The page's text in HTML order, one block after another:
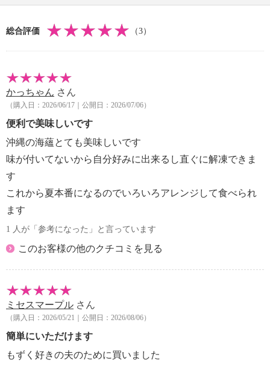
総合評価 （3）
かっちゃん さん
（購入日：2026/06/17｜公開日：2026/07/06）
便利で美味しいです
沖縄の海蘊とても美味しいです
味が付いてないから自分好みに出来るし直ぐに解凍できま
す
これから夏本番になるのでいろいろアレンジして食べられ
ます
1 人が「参考になった」と言っています
このお客様の他のクチコミを見る
ミセスマープル さん
（購入日：2026/05/21｜公開日：2026/08/06）
簡単にいただけます
もずく好きの夫のために買いました